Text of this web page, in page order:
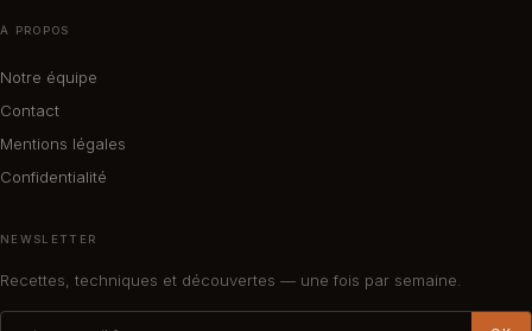
À PROPOS
Notre équipe
Contact
Mentions légales
Confidentialité
NEWSLETTER
Recettes, techniques et découvertes — une fois par semaine.